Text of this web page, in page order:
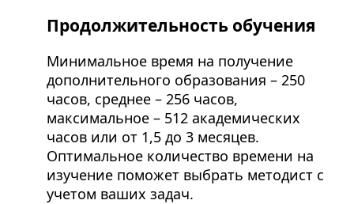
Продолжительность обучения
Минимальное время на получение
дополнительного образования – 250
часов, среднее – 256 часов,
максимальное – 512 академических
часов или от 1,5 до 3 месяцев.
Оптимальное количество времени на
изучение поможет выбрать методист с
учетом ваших задач.